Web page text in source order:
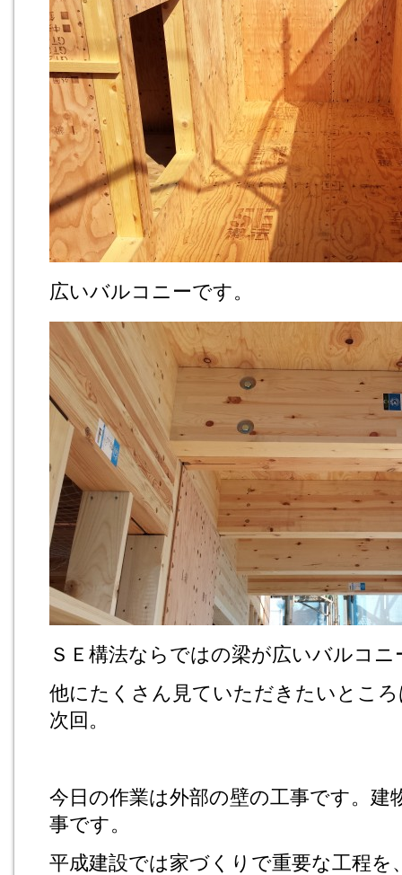
広いバルコニーです。
ＳＥ構法ならではの梁が広いバルコ
他にたくさん見ていただきたいとこ
次回。
今日の作業は外部の壁の工事です。建
事です。
平成建設では家づくりで重要な工程を